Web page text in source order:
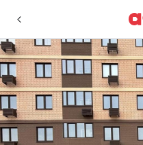
г. Краснодар
Избранное